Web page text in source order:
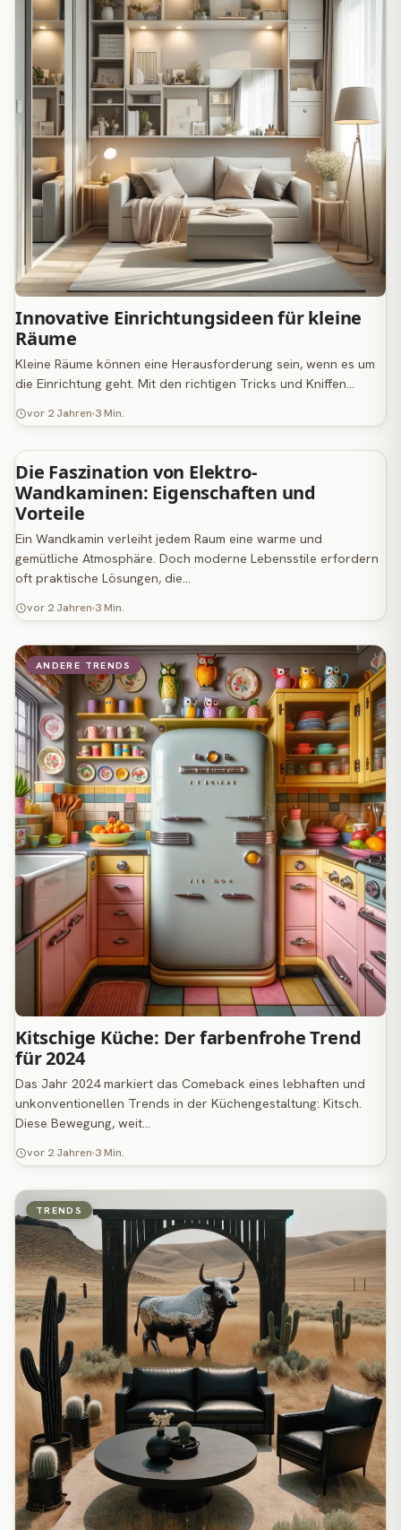
Innovative Einrichtungsideen für kleine
Räume
Kleine Räume können eine Herausforderung sein, wenn es um
die Einrichtung geht. Mit den richtigen Tricks und Kniffen…
vor 2 Jahren 3 Min.
MÖBELRATGEBER
Die Faszination von Elektro-
Wandkaminen: Eigenschaften und
Vorteile
Ein Wandkamin verleiht jedem Raum eine warme und
gemütliche Atmosphäre. Doch moderne Lebensstile erfordern
oft praktische Lösungen, die…
vor 2 Jahren 3 Min.
ANDERE TRENDS
Kitschige Küche: Der farbenfrohe Trend
für 2024
Das Jahr 2024 markiert das Comeback eines lebhaften und
unkonventionellen Trends in der Küchengestaltung: Kitsch.
Diese Bewegung, weit…
vor 2 Jahren 3 Min.
TRENDS